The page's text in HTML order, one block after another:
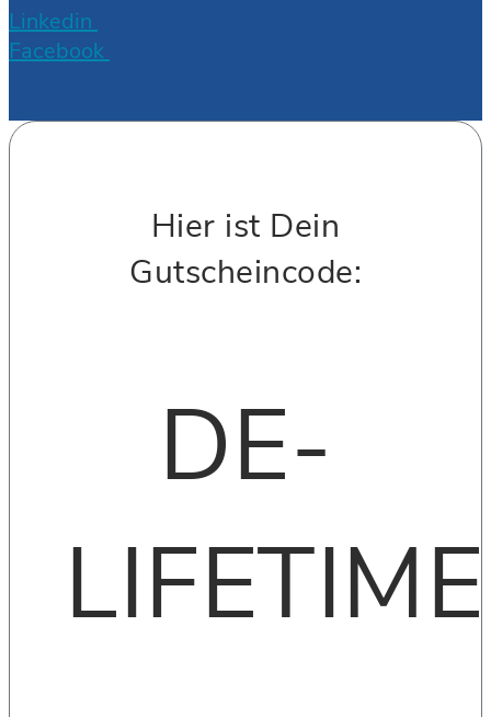
Linkedin
Facebook
Hier ist Dein
Gutscheincode:
DE-
LIFETIME